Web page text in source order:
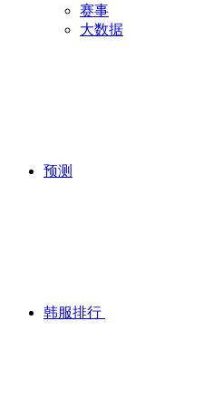
赛事
大数据
预测
韩服排行